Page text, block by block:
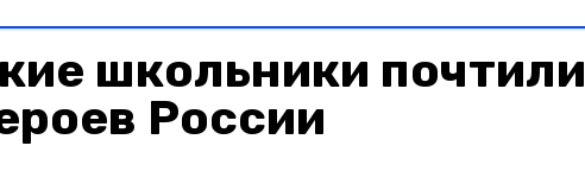
школьники почтили
России